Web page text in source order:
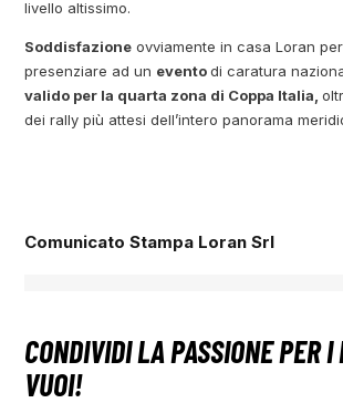
livello altissimo.
Soddisfazione ovviamente in casa Loran
presenziare ad un eventodi caratura
valido per la quarta zona di Coppa Italia,
dei rally più attesi dell’intero panorama
Comunicato Stampa Loran Srl